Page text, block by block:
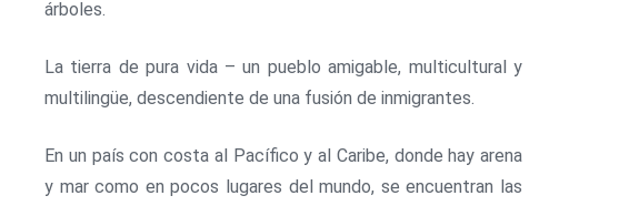
árboles.
La tierra de pura vida – un pueblo amigable, multicultural y
multilingüe, descendiente de una fusión de inmigrantes.
En un país con costa al Pacífico y al Caribe, donde hay arena
y mar como en pocos lugares del mundo, se encuentran las